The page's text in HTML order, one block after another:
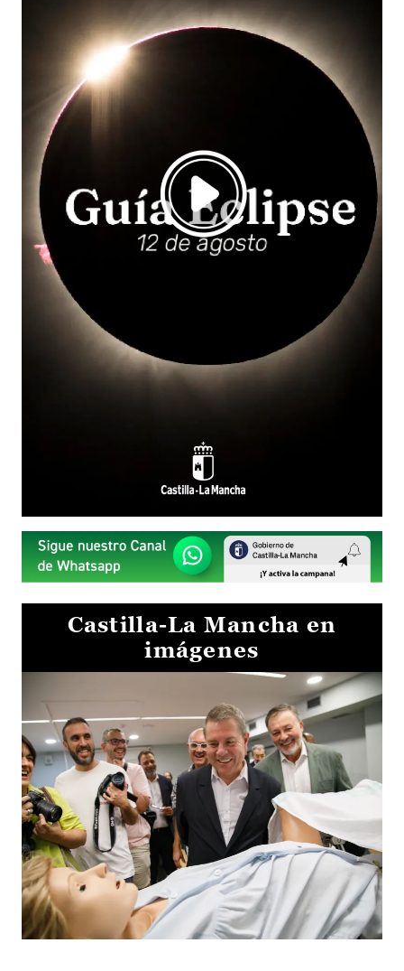
Castilla-La Mancha en
imágenes